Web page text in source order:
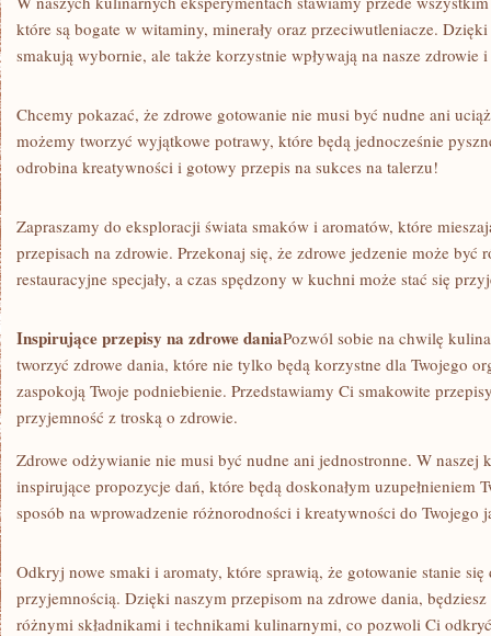
które są bogate w ​witaminy, ⁤minerały oraz​ przeciwutleniacze.⁢
smakują wybornie, ale także korzystnie‌ wpływają na ⁣nasze zdrowie
Chcemy pokazać, że zdrowe gotowanie nie musi być nudne‌ ani
⁤możemy​ tworzyć wyjątkowe potrawy, ⁢które będą jednocześnie⁣
⁢odrobina kreatywności i gotowy przepis na sukces na talerzu!
Zapraszamy do eksploracji świata⁣ smaków i aromatów, które
⁣przepisach na⁢ zdrowie. Przekonaj się, że zdrowe jedzenie może być​
restauracyjne specjały, a ‌czas spędzony w kuchni ⁤może stać⁤ się
Inspirujące przepisy​ na zdrowe daniaPozwól sobie na chwilę
tworzyć zdrowe dania, które nie tylko będą korzystne dla Twojego
zaspokoją Twoje podniebienie. ​Przedstawiamy ​Ci smakowite
przyjemność⁢ z​ troską o zdrowie.
Zdrowe ​odżywianie nie musi być nudne ani ‍jednostronne.⁤ W naszej
inspirujące propozycje dań, które będą doskonałym uzupełnieniem
sposób na⁤ wprowadzenie różnorodności i kreatywności do Twojego
Odkryj nowe smaki i aromaty, ⁣które ⁢sprawią, że gotowanie stanie
przyjemnością. Dzięki‌ naszym przepisom na zdrowe dania, będziesz
różnymi składnikami i technikami kulinarnymi, co pozwoli Ci